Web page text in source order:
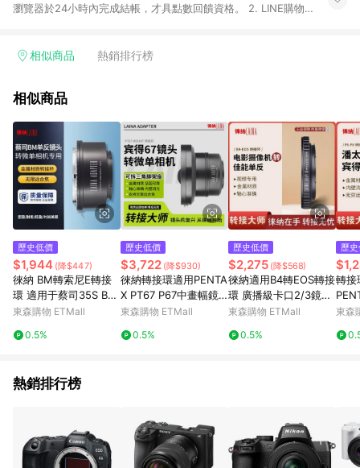
瀏覽器於24小時內完成結帳，才具點數回饋資格。 2. LINE購物
單，皆不在點數回饋範圍內。 3. 如購買以下類別商品，將無法獲
球嚴選、商城、專案商品、「草莓網」全館商品。 4. 如取消訂
回饋。 5. 點數回饋會扣除所有折扣優惠後之最終發票金額計算，
實際回饋請依LINE購物通知為主。 6. 訂單如有使用東森購物
ETMall站內之折扣優惠(包含但不限於東森幣、樂透金、東森現金
券等)，不具點數回饋資格。詳細請依東森購物ETMall之結帳頁面
顯示為準。 7. LINE購物設有「單一商品最高回饋點數」機制(特
殊活動時開放「回饋無上限」)，以同一訂單中同一商品不論件數
計算，並依訂單成立時間當下LINE購物所設定的回饋機制為準。
如顯示之商品規格、顏色、價位、贈品與東森購物ETMall銷售網
頁不符，以銷售網頁標示為準。 9. 若有贈點爭議，請務必於訂單
日期+180天以內至LINE購物客服洽詢；若超過180天(含)以上進
行申訴，恕無法贈點回饋。 10. 部分點數紅包僅限指定商品使
用，或不適用於無回饋商品。各點數紅包之適用商品與使用條件
請依點數紅包頁面規則為準。
相似商品 熱銷排行榜
相似商品
歷史低價
$1,944 (降$447)
徠納 BM轉索尼E轉接
環 適用于蔡司35S BM
鏡頭轉FE NEX口微單A
東森購物 ETMall
0.5%
歷史低價
$3,722 (降$930)
徠納轉接環適用PENTA
X PT67 P67中畫幅鏡
頭轉微單無反數碼NEX
東森購物 ETMall
0.5%
歷史低價
$2,275 (降$568)
徠納適用B4轉EOS轉接
環 廣播級卡口2/3鏡頭
轉佳能CANON EF相機
東森購物 ETMall
0.5%
歷
轉接
基輔
東森
熱銷排行榜